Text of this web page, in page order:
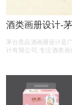
酒类画册设计-
茅台贵品酒画册设计是
计有限公司,专注酒类画
计前期提供画册整体策
案撰写,画册印刷等酒